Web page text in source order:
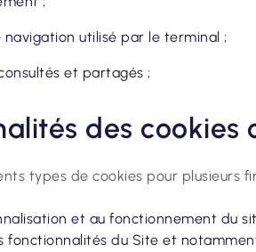
navigation utilisé par le terminal ;
et partagés ;
des cookies
types de cookies pour plusieurs
et au fonctionnement du
du Site et